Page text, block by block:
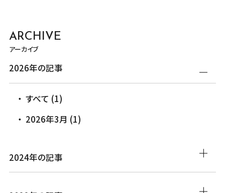
ARCHIVE
アーカイブ
2026年の記事
すべて (1)
2026年3月 (1)
2024年の記事